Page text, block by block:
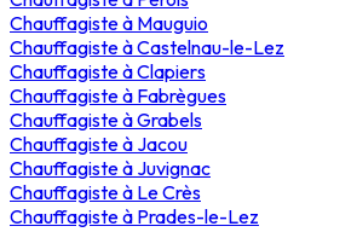
Chauffagisteà Mauguio
ChauffagisteàCastelnau-le-Lez
ChauffagisteàClapiers
Chauffagisteà Fabrègues
ChauffagisteàGrabels
Chauffagisteà Jacou
Chauffagisteà Juvignac
Chauffagisteà Le Crès
Chauffagisteà Prades-le-Lez